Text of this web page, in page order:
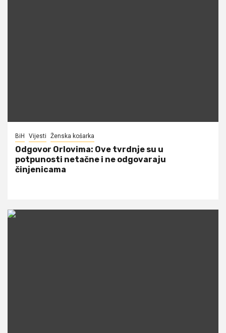
BiH Vijesti Ženska košarka
Odgovor Orlovima: ​Ove tvrdnje su u
potpunosti netačne i ne odgovaraju
činjenicama